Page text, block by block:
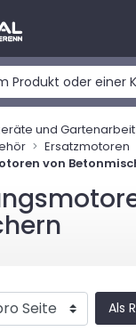
und Gartenarbeit
Ersatzmotoren
von
Als